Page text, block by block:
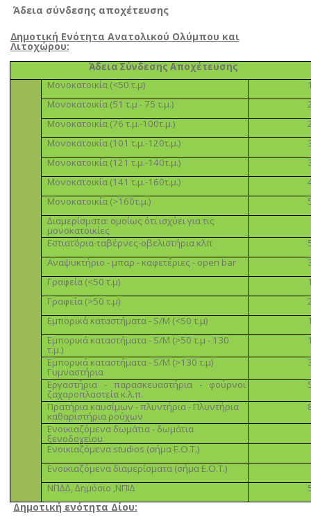
Άδεια σύνδεσης αποχέτευσης
∆ηµοτική Ενότητα Ανατολικού Ολύµπου και
Λιτοχώρου:
Άδεια Σύνδεσης Αποχέτευσης
Μονοκατοικία (<50 τ.µ)
Μονοκατοικία (51 τ.µ - 75 τ.µ.)
Μονοκατοικία (76 τ.µ.-100τ.µ.)
Μονοκατοικία (101 τ.µ.-120τ.µ.)
Μονοκατοικία (121 τ.µ.-140τ.µ.)
Μονοκατοικία (141 τ.µ.-160τ.µ.)
Μονοκατοικία (>160τ.µ.)
∆ιαµερίσµατα: οµοίως ότι ισχύει για τις
µονοκατοικίες
Εστιατόρια-ταβέρνες-οβελιστήρια κλπ
Αναψυκτήριο - µπαρ - καφετέριες - open bar
Γραφεία (<50 τ.µ)
Γραφεία (>50 τ.µ)
Εµπορικά καταστήµατα - S/M (<50 τ.µ)
Εµπορικά καταστήµατα - S/M (>50 τ.µ - 130
τ.µ.)
Εµπορικά καταστήµατα - S/M (>130 τ.µ)
Γυµναστήρια
Εργαστήρια - παρασκευαστήρια - φούρνοι
ζαχαροπλαστεία κ.λ.π.
Πρατήρια καυσίµων - πλυντήρια - Πλυντήρια
καθαριστήρια ρούχων
Ενοικιαζόµενα δωµάτια - δωµάτια
ξενοδοχείου
Ενοικιαζόµενα studios (σήµα Ε.Ο.Τ.)
Ενοικιαζόµενα διαµερίσµατα (σήµα Ε.Ο.Τ.)
ΝΠ∆∆, ∆ηµόσιο ,ΝΠΙ∆
Δηµοτική ενότητα Δίου: